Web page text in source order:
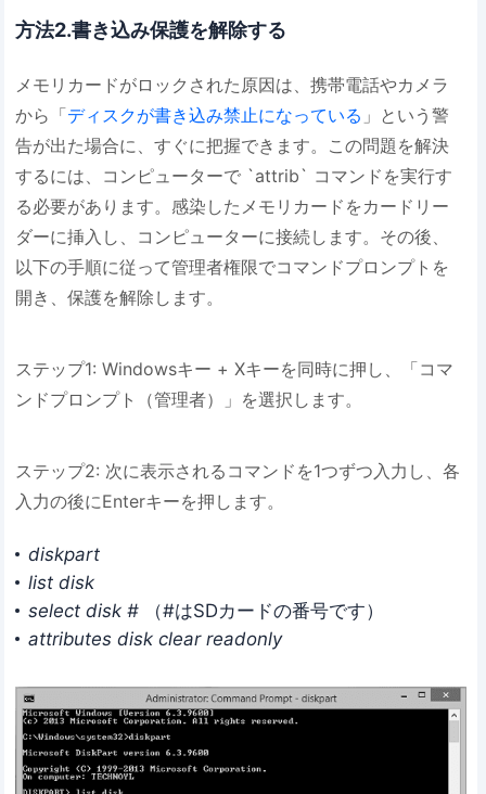
方法2.書き込み保護を解除する
メモリカードがロックされた原因は、携帯電話やカメラ
から「ディスクが書き込み禁止になっている 」という警
告が出た場合に、すぐに把握できます。この問題を解決
するには、コンピューターで `attrib` コマンドを実行す
る必要があります。感染したメモリカードをカードリー
ダーに挿入し、コンピューターに接続します。その後、
以下の手順に従って管理者権限でコマンドプロンプトを
開き、保護を解除します。
ステップ1: Windowsキー + Xキーを同時に押し、「コマ
ンドプロンプト（管理者）」を選択します。
ステップ2: 次に表示されるコマンドを1つずつ入力し、各
入力の後にEnterキーを押します。
diskpart
list disk
select disk #
（#はSDカードの番号です）
attributes disk clear readonly